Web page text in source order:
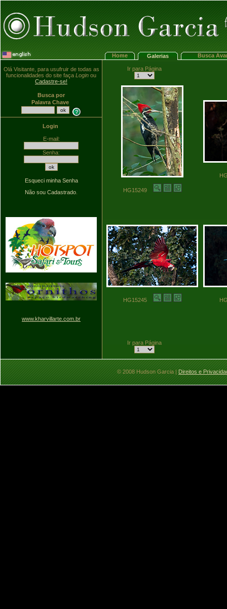
Home Galerias Busca
Olá Visitante, para usufruir de todas as
funcionalidades do site faça Login ou
Cadastre-se!
Busca por
Palavra Chave
Login
E-mail:
Senha:
Esqueci minha Senha
Não sou Cadastrado
www.kharvillarte.com.br
Ir para Página
HG15249
HG15245
Ir para Página
© 2008 Hudson Garcia |Direitos e